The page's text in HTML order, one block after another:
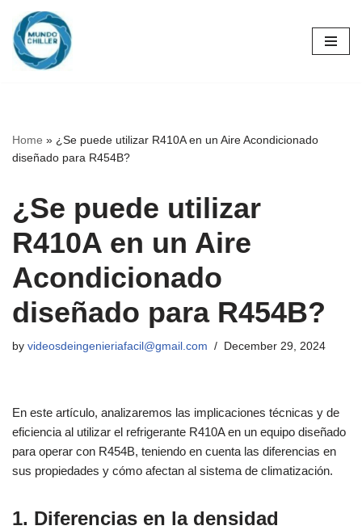
Skip
to
Home » ¿Se puede utilizar R410A en un Aire Acondicionado
diseñado para R454B?
¿Se puede utilizar
R410A en un Aire
Acondicionado
diseñado para R454B?
by videosdeingenieriafacil@gmail.com December 29, 2024
En este artículo, analizaremos las implicaciones técnicas y de
eficiencia al utilizar el refrigerante R410A en un equipo diseñado
para operar con R454B, teniendo en cuenta las diferencias en
sus propiedades y cómo afectan al sistema de climatización.
1. Diferencias en la densidad